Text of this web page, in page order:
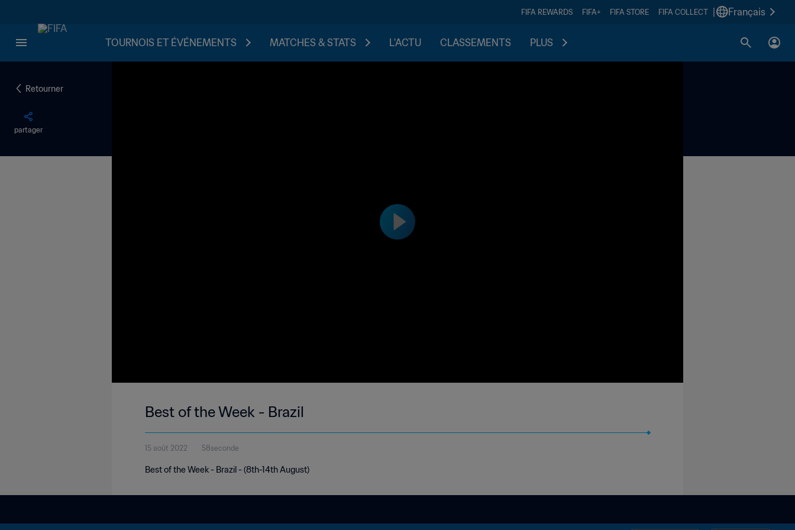
FIFA REWARDS FIFA+ FIFA STORE FIFA COLLECT Français
TOURNOIS ET ÉVÉNEMENTS MATCHES & STATS L'ACTU CLASSEMENTS PLUS
Retourner
partager
Best of the Week - Brazil
15 août 2022 58seconde
Best of the Week - Brazil - (8th-14th August)